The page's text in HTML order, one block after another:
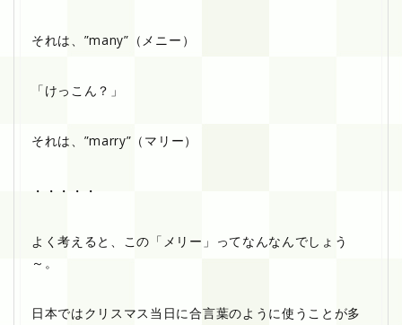
それは、”many”（メニー）
「けっこん？」
それは、”marry”（マリー）
・・・・・
よく考えると、この「メリー」ってなんなんでしょう
～。
日本ではクリスマス当日に合言葉のように使うことが多